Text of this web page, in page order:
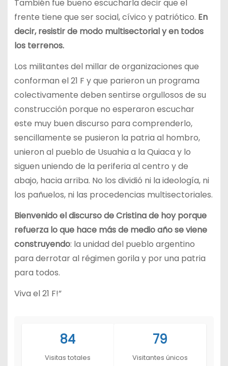
También fue bueno escucharla decir que el
frente tiene que ser social, cívico y patriótico. En
decir,resistir de modo multisectorial y en todos
los terrenos.
Los militantes del millar de organizaciones que
conforman el 21 F y que parieron un programa
colectivamente deben sentirse orgullosos de su
construcción porque no esperaron escuchar
este muy buen discurso para comprenderlo,
sencillamente se pusieron la patria al hombro,
unieron al pueblo de Usuahia a la Quiaca y lo
siguen uniendo de la periferia al centro y de
abajo, hacia arriba. No los dividió ni la ideología, ni
los pañuelos, ni las procedencias multisectoriales.
Bienvenido el discurso de Cristina de hoy porque
refuerza lo que hace más de medio año se viene
construyendo: la unidad del pueblo argentino
para derrotar al régimen gorila y por una patria
para todos.
Viva el 21 F!”
84
Visitas totales
79
Visitantes únicos